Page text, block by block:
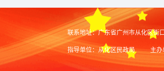
联系地址：广东省广州市从化区街
指导单位：从化区民政局 主办